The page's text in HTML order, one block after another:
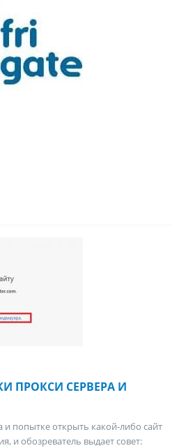
ПРОКСИ СЕРВЕРА И
и попытке открыть какой-либо сайт
и обозреватель выдает совет: